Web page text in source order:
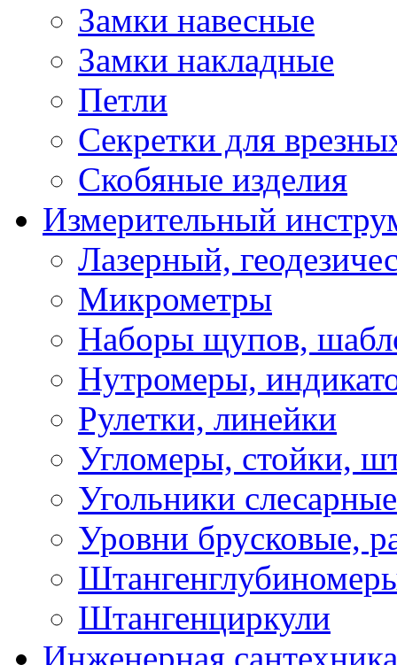
Замки навесные
Замки накладные
Петли
Секретки для
Скобяные изделия
Измерительный
Лазерный,
Микрометры
Наборы щупов,
Нутромеры,
Рулетки, линейки
Угломеры, стойки,
Угольники слесарные
Уровни брусковые,
Штангенциркули